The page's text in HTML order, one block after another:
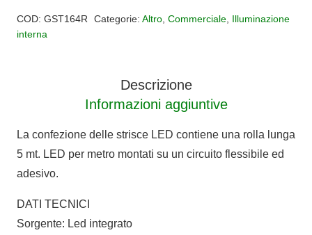
21
mm
IP20
quantità
COD: GST164R Categorie: Altro, Commerciale, Illuminazione
interna
Descrizione
Informazioni aggiuntive
La confezione delle strisce LED contiene una rolla lunga
5 mt. LED per metro montati su un circuito flessibile ed
adesivo.
DATI TECNICI
Sorgente: Led integrato